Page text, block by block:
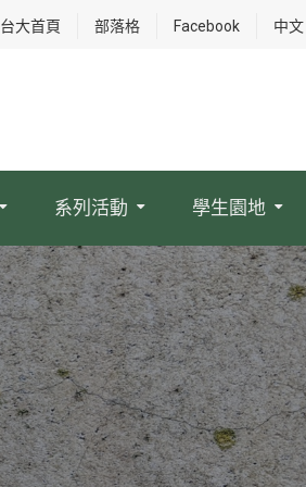
台大首頁 部落格 Facebook 中文
系列活動 學生園地